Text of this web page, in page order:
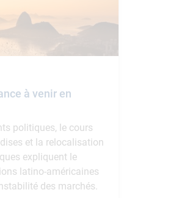
à venir en
politiques, le cours
et la relocalisation
expliquent le
latino-américaines
des marchés.